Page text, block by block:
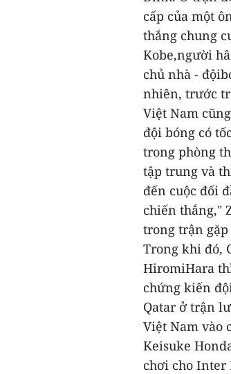
cấp của một
thắng chung
Kobe,người
chủ nhà -
nhiên, trước
Việt Nam
đội bóng có
trong phòng
tập trung và
đến cuộc đối
chiến thắng,"
trong trận
Trong khi đó,
HiromiHara
chứng kiến
Qatar ở trận
Việt Nam vào
Keisuke
chơi cho Inter